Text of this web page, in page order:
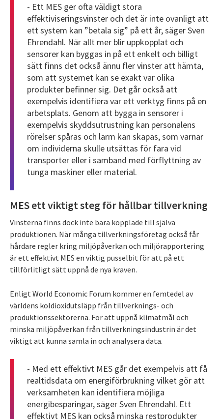
- Ett MES ger ofta väldigt stora
effektiviseringsvinster och det är inte ovanligt att
ett system kan ”betala sig” på ett år, säger Sven
Ehrendahl. När allt mer blir uppkopplat och
sensorer kan byggas in på ett enkelt och billigt
sätt finns det också ännu fler vinster att hämta,
som att systemet kan se exakt var olika
produkter befinner sig. Det går också att
exempelvis identifiera var ett verktyg finns på en
arbetsplats. Genom att bygga in sensorer i
exempelvis skyddsutrustning kan personalens
rörelser spåras och larm kan skapas, som varnar
om individerna skulle utsättas för fara vid
transporter eller i samband med förflyttning av
tunga maskiner eller material.
MES ett viktigt steg för hållbar tillverkning
Vinsterna finns dock inte bara kopplade till själva
produktionen. När många tillverkningsföretag också får
hårdare regler kring miljöpåverkan och miljörapportering
är ett effektivt MES en viktig pusselbit för att på ett
tillförlitligt sätt uppnå de nya kraven.
Enligt World Economic Forum kommer en femtedel av
världens koldioxidutsläpp från tillverknings- och
produktionssektorerna. För att uppnå klimatmål och
minska miljöpåverkan från tillverkningsindustrin är det
viktigt att kunna samla in och analysera data.
- Med ett effektivt MES går det exempelvis att få
realtidsdata om energiförbrukning vilket gör att
verksamheten kan identifiera möjliga
energibesparingar, säger Sven Ehrendahl. Ett
effektivt MES kan också minska restprodukter